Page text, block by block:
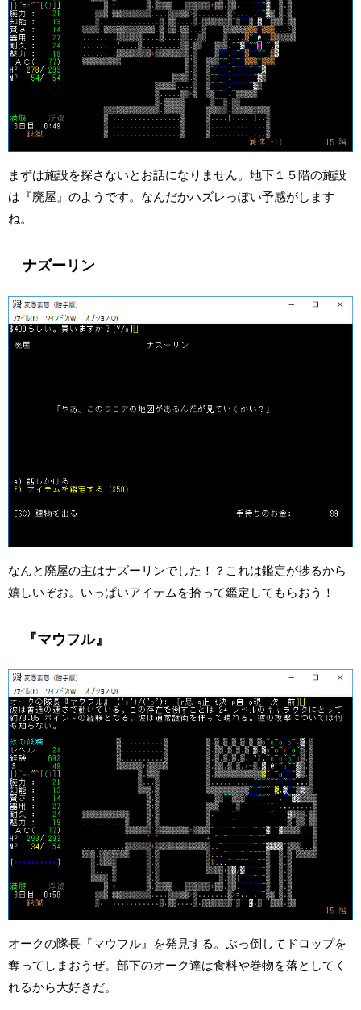
まずは施設を探さないとお話になりません。地下１５階の施設
は『廃屋』のようです。なんだかハズレっぽい予感がします
ね。
ナズーリン
なんと廃屋の主はナズーリンでした！？これは鑑定が捗るから
嬉しいぞお。いっぱいアイテムを拾って鑑定してもらおう！
『マウフル』
オークの隊長『マウフル』を発見する。ぶっ倒してドロップを
奪ってしまおうぜ。部下のオーク達は食料や巻物を落としてく
れるから大好きだ。